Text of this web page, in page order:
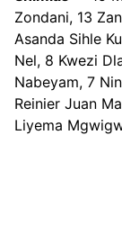
Zondani, 13
Asanda Sihle
Nel, 8 Kwezi
Nabeyam, 7
Reinier Juan
Liyema